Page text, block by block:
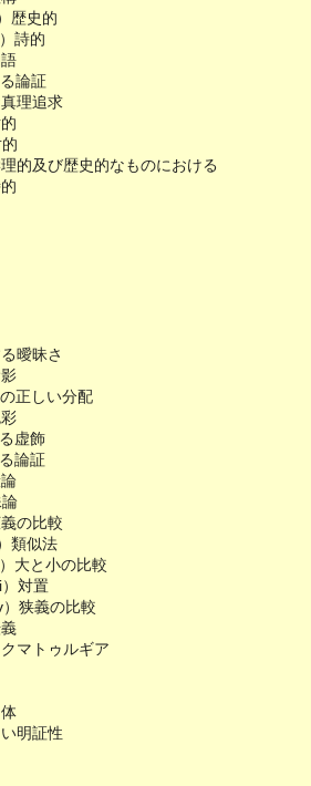
的
証
追求
的なものにおける
昧さ
い分配
飾
証
較
法
の比較
置
比較
ゥルギア
証性